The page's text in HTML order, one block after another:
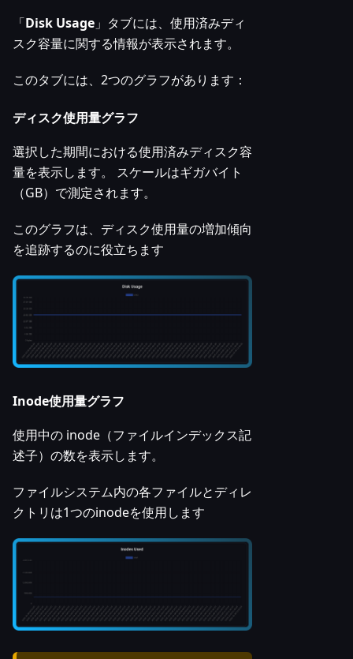
「Disk Usage 」タブには、使用済みディ
スク容量に関する情報が表示されます。
このタブには、2つのグラフがあります：
ディスク使用量グラフ
選択した期間における使用済みディスク容
量を表示します。 スケールはギガバイト
（GB）で測定されます。
このグラフは、ディスク使用量の増加傾向
を追跡するのに役立ちます
Inode使用量グラフ
使用中の inode（ファイルインデックス記
述子）の数を表示します。
ファイルシステム内の各ファイルとディレ
クトリは1つのinodeを使用します